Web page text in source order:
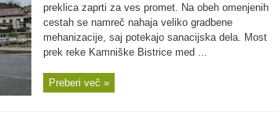
preklica zaprti za ves promet. Na obeh omenjenih
cestah se namreč nahaja veliko gradbene
mehanizacije, saj potekajo sanacijska dela. Most
prek reke Kamniške Bistrice med ...
Preberi več »